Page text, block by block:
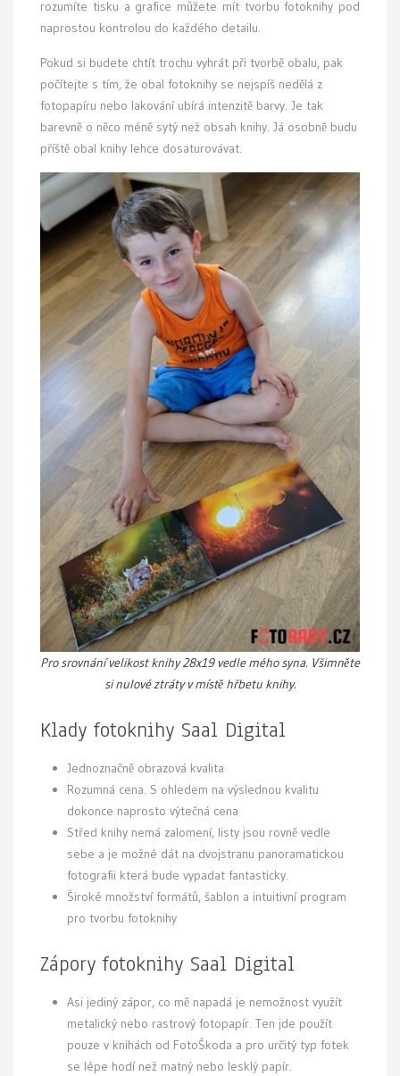
rozumíte tisku a grafice můžete mít tvorbu fotoknihy pod
naprostou kontrolou do každého detailu.
Pokud si budete chtít trochu vyhrát při tvorbě obalu, pak
počítejte s tím, že obal fotoknihy se nejspíš nedělá z
fotopapíru nebo lakování ubírá intenzitě barvy. Je tak
barevně o něco méně sytý než obsah knihy. Já osobně budu
příště obal knihy lehce dosaturovávat.
Pro srovnání velikost knihy 28x19 vedle mého syna. Všimněte
si nulové ztráty v místě hřbetu knihy.
Klady fotoknihy Saal Digital
Jednoznačně obrazová kvalita
Rozumná cena. S ohledem na výslednou kvalitu
dokonce naprosto výtečná cena
Střed knihy nemá zalomení, listy jsou rovně vedle
sebe a je možné dát na dvojstranu panoramatickou
fotografii která bude vypadat fantasticky.
Široké množství formátů, šablon a intuitivní program
pro tvorbu fotoknihy
Zápory fotoknihy Saal Digital
Asi jediný zápor, co mě napadá je nemožnost využít
metalický nebo rastrový fotopapír. Ten jde použít
pouze v knihách od FotoŠkoda a pro určitý typ fotek
se lépe hodí než matný nebo lesklý papír.